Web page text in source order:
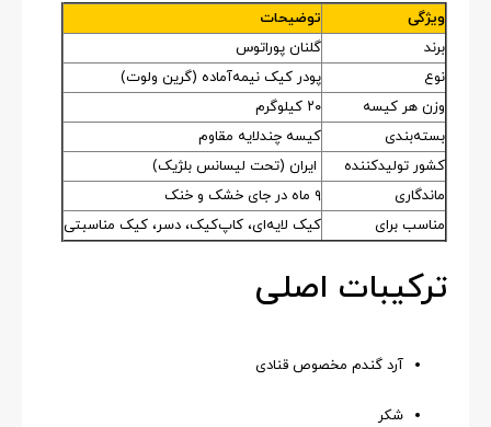
ویژگی
توضیحات
برند
گلنان پوراتوس
نوع
پودر کیک نیمه‌آماده (گرین ولوت)
وزن هر کیسه
۲۰ کیلوگرم
بسته‌بندی
کیسه چندلایه مقاوم
کشور تولیدکننده
ایران (تحت لیسانس بلژیک)
ماندگاری
۹ ماه در جای خشک و خنک
مناسب برای
کیک لایه‌ای، کاپ‌کیک، دسر، کیک مناسبتی
ترکیبات اصلی
آرد گندم مخصوص قنادی
شکر